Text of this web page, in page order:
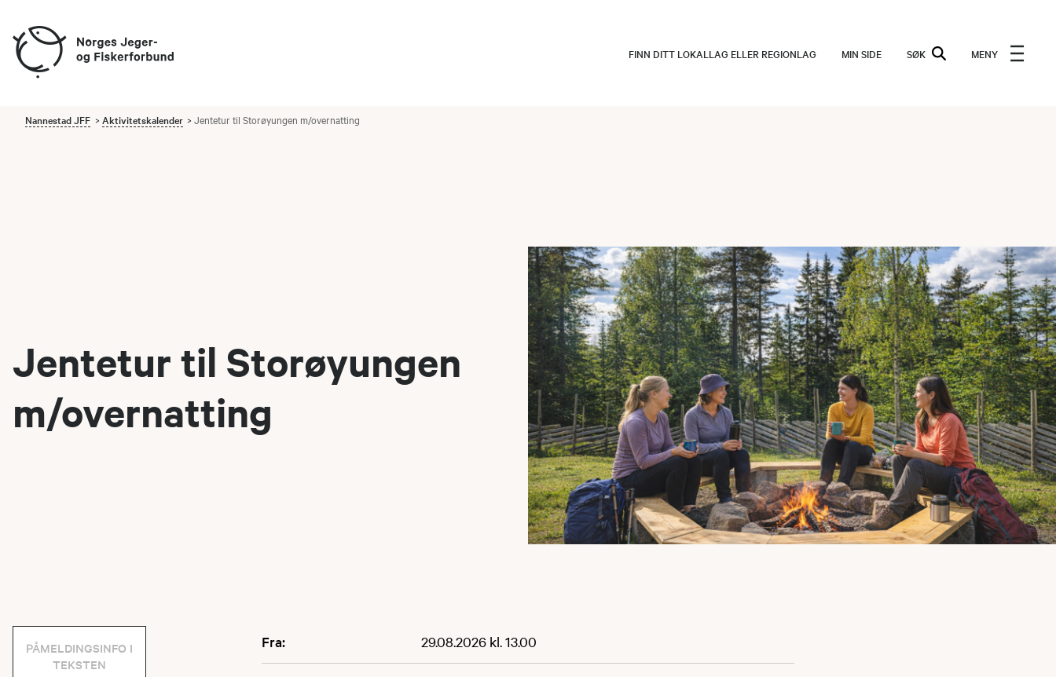
FINN DITT LOKALLAG ELLER REGIONLAG MIN SIDE SØK MENY
Nannestad JFF Aktivitetskalender Jentetur til Storøyungen m/overnatting
Jentetur til Storøyungen
m/overnatting
Fra: 29.08.2026 kl. 13.00
PÅMELDINGSINFO I
TEKSTEN